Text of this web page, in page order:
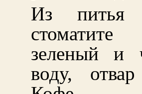
Из питья
стоматите
зеленый и
воду,